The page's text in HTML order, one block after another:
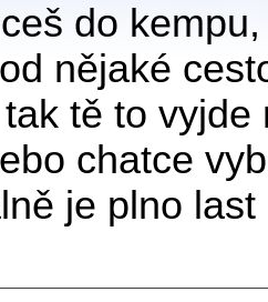
do
nějaké
tě to
chatce
je plno